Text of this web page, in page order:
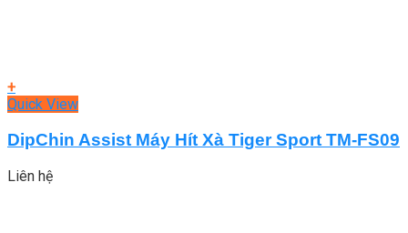
+
Quick View
DipChin Assist Máy Hít Xà Tiger Sport TM-FS09
Liên hệ